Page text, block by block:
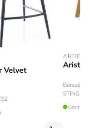
Velvet
ARDEN
Aristo
Bárszék